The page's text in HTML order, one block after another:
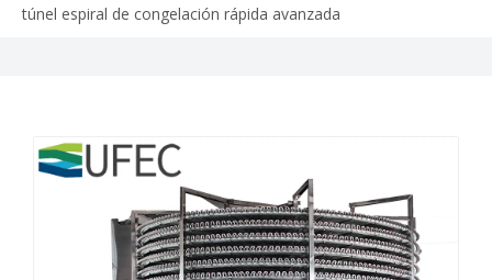
túnel espiral de congelación rápida avanzada